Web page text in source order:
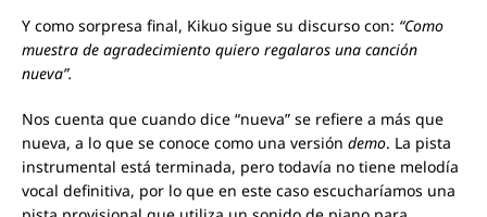
Y como sorpresa final, Kikuo sigue su discurso con: “Como
muestra de agradecimiento quiero regalaros una canción
nueva”.
Nos cuenta que cuando dice “nueva” se refiere a más que
nueva, a lo que se conoce como una versión demo. La pista
instrumental está terminada, pero todavía no tiene melodía
vocal definitiva, por lo que en este caso escucharíamos una